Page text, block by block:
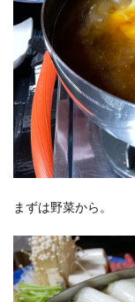
まずは野菜から。